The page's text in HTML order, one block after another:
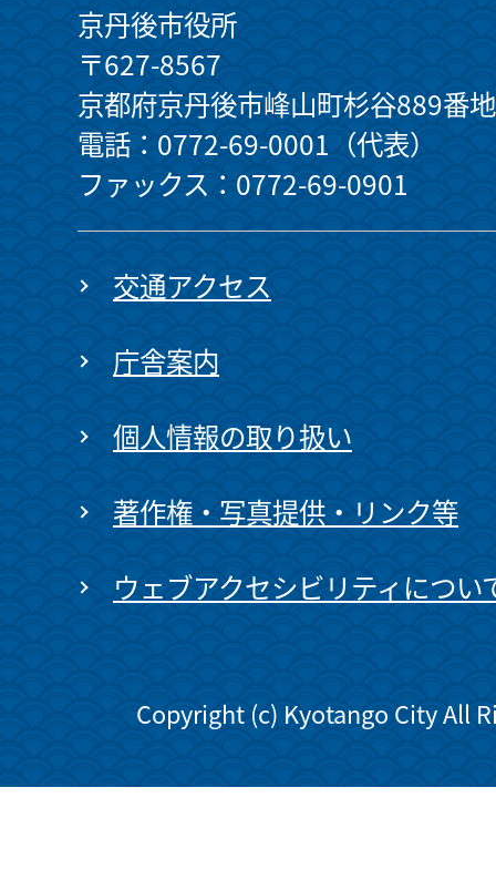
京丹後市役所
〒627-8567
京都府京丹後市峰山町杉谷889番地
電話：0772-69-0001（代表）
ファックス：0772-69-0901
交通アクセス
庁舎案内
個人情報の取り扱い
著作権・写真提供・リンク等
ウェブアクセシビリティについ
Copyright (c) Kyotango City All